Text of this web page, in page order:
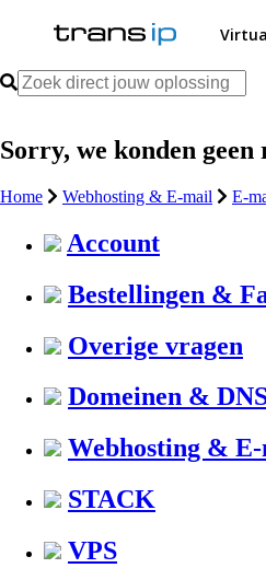
Sorry, we konden
Home Webhosting & E-mail E-
Account
Bestellingen &
Overige vragen
Domeinen &
Webhosting &
STACK
VPS